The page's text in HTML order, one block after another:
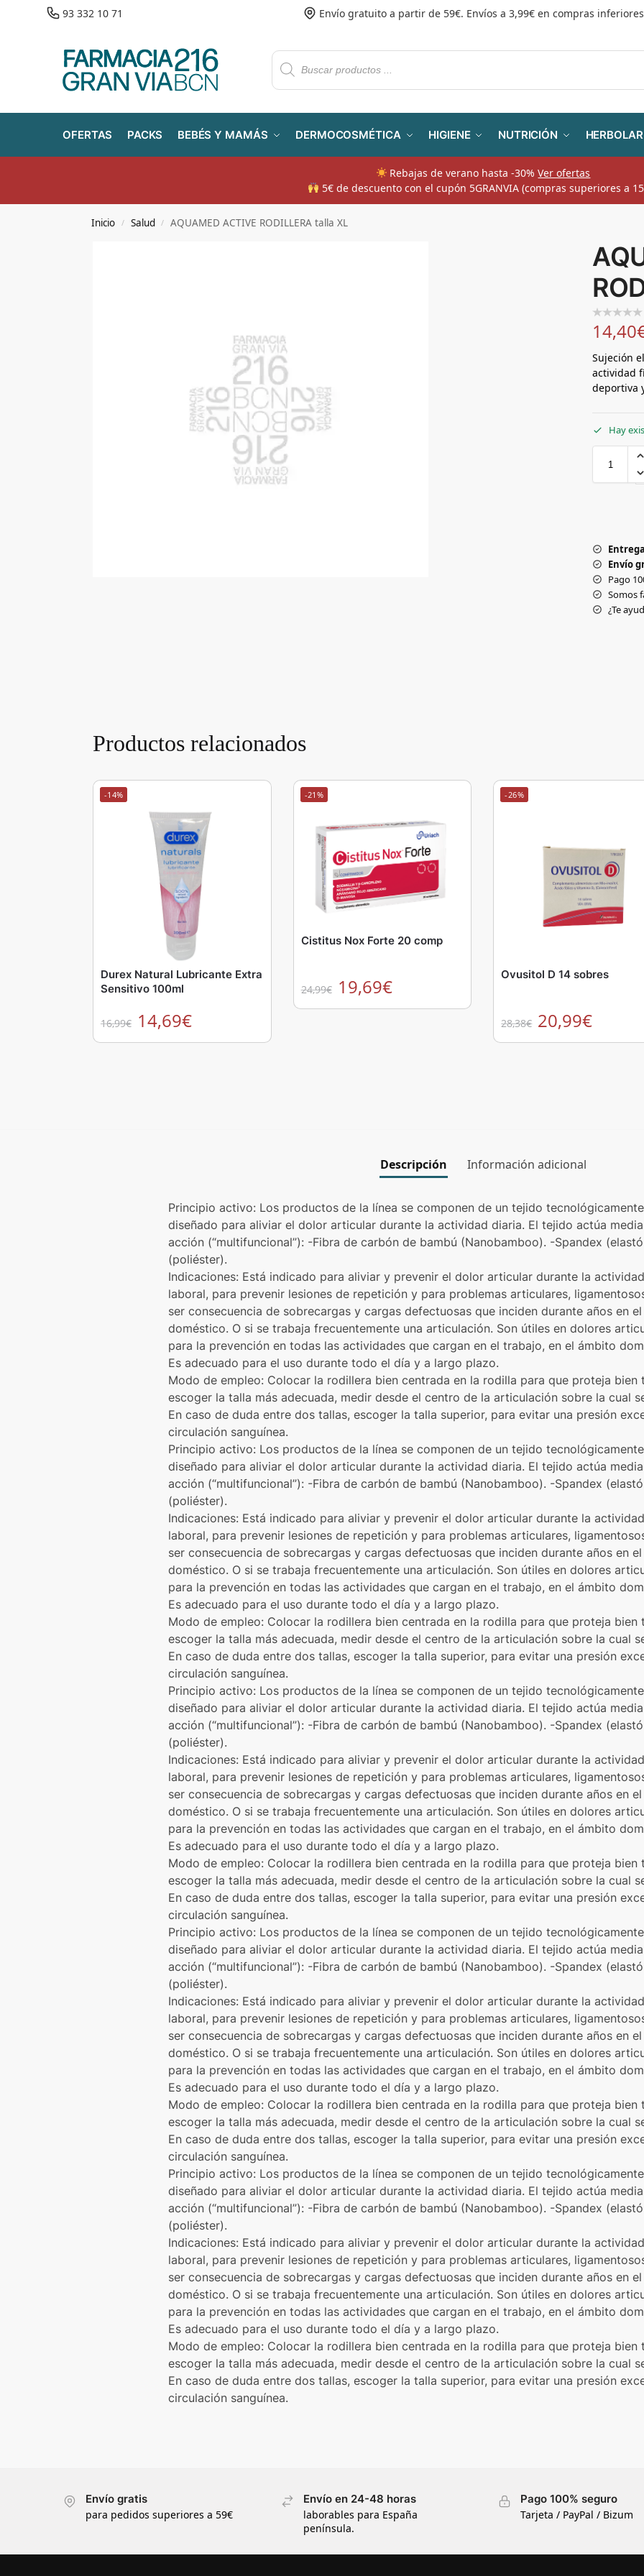
93 332 10 71 Envío gratuito a partir de 59€. Envíos a 3,99€ en compras
OFERTAS PACKS BEBÉS Y MAMÁS DERMOCOSMÉTICA HIGIENE NUTRICIÓN
Rebajas de verano hasta -30%Ver ofertas
5€ de descuento con el cupón 5GRANVIA (compras superiores a
Inicio / Salud / AQUAMED ACTIVE RODILLERA talla XL
14,40
Sujeción
actividad
deportiva
Hay
Envío
Pago
Somos
¿Te
Productos relacionados
-14%
Durex Natural Lubricante Extra
Sensitivo 100ml
16,99€ 14,69€
-21%
Cistitus Nox Forte 20 comp
24,99€ 19,69€
-26%
Ovusitol D 14 sobres
28,38€ 20,99€
Descripción Información adicional
Principio activo: Los productos de la línea se componen de un tejido
diseñado para aliviar el dolor articular durante la actividad diaria. El tejido actúa
acción (“multifuncional”): -Fibra de carbón de bambú (Nanobamboo). -Spandex
(poliéster).
Indicaciones: Está indicado para aliviar y prevenir el dolor articular durante la
laboral, para prevenir lesiones de repetición y para problemas articulares,
ser consecuencia de sobrecargas y cargas defectuosas que inciden durante años en
doméstico. O si se trabaja frecuentemente una articulación. Son útiles en dolores
para la prevención en todas las actividades que cargan en el trabajo, en el ámbito
Es adecuado para el uso durante todo el día y a largo plazo.
Modo de empleo: Colocar la rodillera bien centrada en la rodilla para que proteja bien
escoger la talla más adecuada, medir desde el centro de la articulación sobre la cual
En caso de duda entre dos tallas, escoger la talla superior, para evitar una presión
circulación sanguínea.
Principio activo: Los productos de la línea se componen de un tejido
diseñado para aliviar el dolor articular durante la actividad diaria. El tejido actúa
acción (“multifuncional”): -Fibra de carbón de bambú (Nanobamboo). -Spandex
(poliéster).
Indicaciones: Está indicado para aliviar y prevenir el dolor articular durante la
laboral, para prevenir lesiones de repetición y para problemas articulares,
ser consecuencia de sobrecargas y cargas defectuosas que inciden durante años en
doméstico. O si se trabaja frecuentemente una articulación. Son útiles en dolores
para la prevención en todas las actividades que cargan en el trabajo, en el ámbito
Es adecuado para el uso durante todo el día y a largo plazo.
Modo de empleo: Colocar la rodillera bien centrada en la rodilla para que proteja bien
escoger la talla más adecuada, medir desde el centro de la articulación sobre la cual
En caso de duda entre dos tallas, escoger la talla superior, para evitar una presión
circulación sanguínea.
Principio activo: Los productos de la línea se componen de un tejido
diseñado para aliviar el dolor articular durante la actividad diaria. El tejido actúa
acción (“multifuncional”): -Fibra de carbón de bambú (Nanobamboo). -Spandex
(poliéster).
Indicaciones: Está indicado para aliviar y prevenir el dolor articular durante la
laboral, para prevenir lesiones de repetición y para problemas articulares,
ser consecuencia de sobrecargas y cargas defectuosas que inciden durante años en
doméstico. O si se trabaja frecuentemente una articulación. Son útiles en dolores
para la prevención en todas las actividades que cargan en el trabajo, en el ámbito
Es adecuado para el uso durante todo el día y a largo plazo.
Modo de empleo: Colocar la rodillera bien centrada en la rodilla para que proteja bien
escoger la talla más adecuada, medir desde el centro de la articulación sobre la cual
En caso de duda entre dos tallas, escoger la talla superior, para evitar una presión
circulación sanguínea.
Principio activo: Los productos de la línea se componen de un tejido
diseñado para aliviar el dolor articular durante la actividad diaria. El tejido actúa
acción (“multifuncional”): -Fibra de carbón de bambú (Nanobamboo). -Spandex
(poliéster).
Indicaciones: Está indicado para aliviar y prevenir el dolor articular durante la
laboral, para prevenir lesiones de repetición y para problemas articulares,
ser consecuencia de sobrecargas y cargas defectuosas que inciden durante años en
doméstico. O si se trabaja frecuentemente una articulación. Son útiles en dolores
para la prevención en todas las actividades que cargan en el trabajo, en el ámbito
Es adecuado para el uso durante todo el día y a largo plazo.
Modo de empleo: Colocar la rodillera bien centrada en la rodilla para que proteja bien
escoger la talla más adecuada, medir desde el centro de la articulación sobre la cual
En caso de duda entre dos tallas, escoger la talla superior, para evitar una presión
circulación sanguínea.
Principio activo: Los productos de la línea se componen de un tejido
diseñado para aliviar el dolor articular durante la actividad diaria. El tejido actúa
acción (“multifuncional”): -Fibra de carbón de bambú (Nanobamboo). -Spandex
(poliéster).
Indicaciones: Está indicado para aliviar y prevenir el dolor articular durante la
laboral, para prevenir lesiones de repetición y para problemas articulares,
ser consecuencia de sobrecargas y cargas defectuosas que inciden durante años en
doméstico. O si se trabaja frecuentemente una articulación. Son útiles en dolores
para la prevención en todas las actividades que cargan en el trabajo, en el ámbito
Es adecuado para el uso durante todo el día y a largo plazo.
Modo de empleo: Colocar la rodillera bien centrada en la rodilla para que proteja bien
escoger la talla más adecuada, medir desde el centro de la articulación sobre la cual
En caso de duda entre dos tallas, escoger la talla superior, para evitar una presión
circulación sanguínea.
Envío gratis
para pedidos superiores a 59€
Envío en 24-48 horas
laborables para España
península.
Pago 100% seguro
Tarjeta / PayPal / Bizum